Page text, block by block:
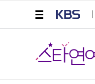
스타연예
페이
트위터
네이버
URL
글씨 작게
글씨 크게